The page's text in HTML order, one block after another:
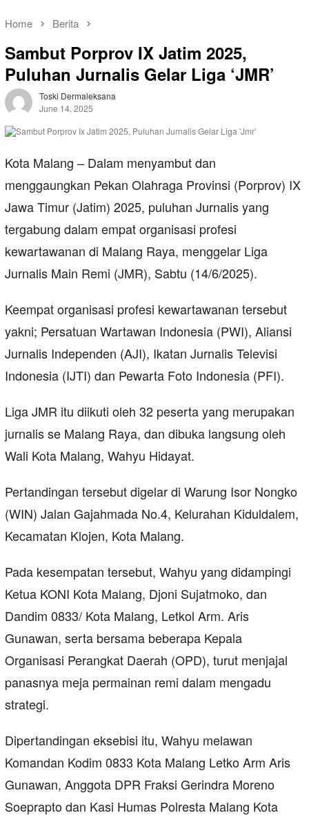
Home Berita
Sambut Porprov IX Jatim 2025,
Puluhan Jurnalis Gelar Liga ‘JMR’
Toski Dermaleksana
June 14, 2025
Kota Malang – Dalam menyambut dan
menggaungkan Pekan Olahraga Provinsi (Porprov) IX
Jawa Timur (Jatim) 2025, puluhan Jurnalis yang
tergabung dalam empat organisasi profesi
kewartawanan di Malang Raya, menggelar Liga
Jurnalis Main Remi (JMR), Sabtu (14/6/2025).
Keempat organisasi profesi kewartawanan tersebut
yakni; Persatuan Wartawan Indonesia (PWI), Aliansi
Jurnalis Independen (AJI), Ikatan Jurnalis Televisi
Indonesia (IJTI) dan Pewarta Foto Indonesia (PFI).
Liga JMR itu diikuti oleh 32 peserta yang merupakan
jurnalis se Malang Raya, dan dibuka langsung oleh
Wali Kota Malang, Wahyu Hidayat.
Pertandingan tersebut digelar di Warung Isor Nongko
(WIN) Jalan Gajahmada No.4, Kelurahan Kiduldalem,
Kecamatan Klojen, Kota Malang.
Pada kesempatan tersebut, Wahyu yang didampingi
Ketua KONI Kota Malang, Djoni Sujatmoko, dan
Dandim 0833/ Kota Malang, Letkol Arm. Aris
Gunawan, serta bersama beberapa Kepala
Organisasi Perangkat Daerah (OPD), turut menjajal
panasnya meja permainan remi dalam mengadu
strategi.
Dipertandingan eksebisi itu, Wahyu melawan
Komandan Kodim 0833 Kota Malang Letko Arm Aris
Gunawan, Anggota DPR Fraksi Gerindra Moreno
Soeprapto dan Kasi Humas Polresta Malang Kota